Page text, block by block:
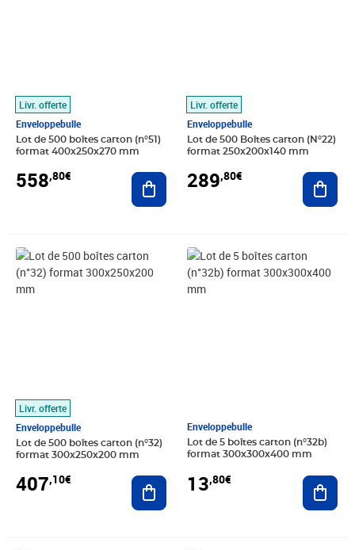
Livr. offerte
Enveloppebulle
Lot de 500 boîtes carton (n°51)
format 400x250x270 mm
558,80€ Ajouter au panier
Livr. offerte
Enveloppebulle
Lot de 500 Boîtes carton (N°22)
format 250x200x140 mm
289,80€
Livr. offerte
Enveloppebulle
Lot de 500 boîtes carton (n°32)
format 300x250x200 mm
407,10€
Prix 407,10€
Ajouter au panier
Enveloppebulle
Lot de 5 boîtes carton (n°32b)
format 300x300x400 mm
13,80€
Prix 13,80€